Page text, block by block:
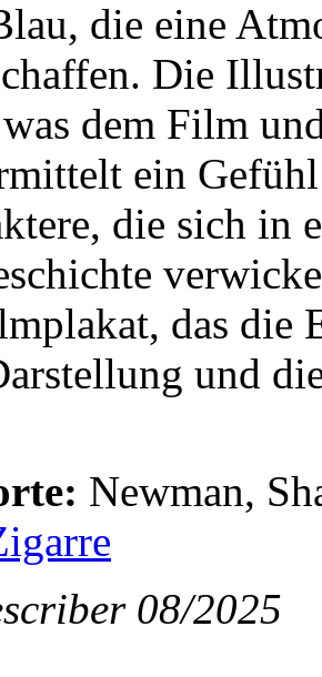
die eine
Die
dem Film
ein
die sich in
das die
und
Newman,
08/2025